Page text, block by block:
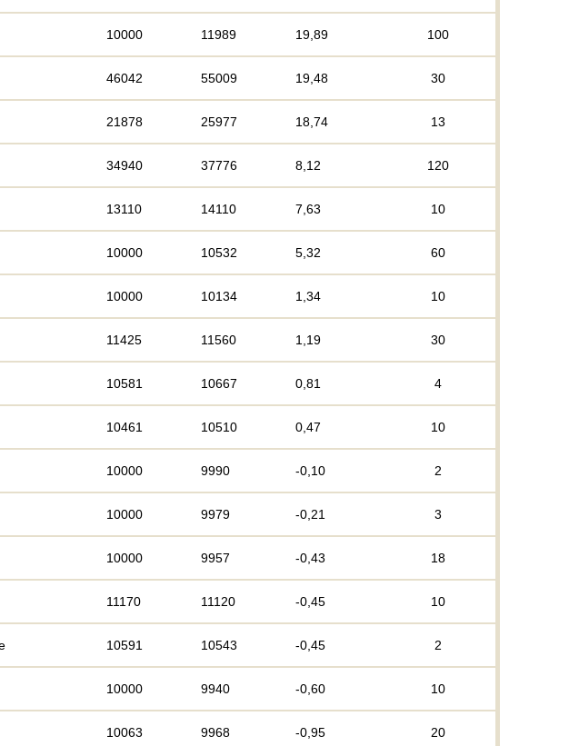
10000 11989 19,89 100
46042 55009 19,48 30
21878 25977 18,74 13
34940 37776 8,12 120
13110 14110 7,63 10
10000 10532 5,32 60
10000 10134 1,34 10
11425 11560 1,19 30
10581 10667 0,81 4
10461 10510 0,47 10
10000 9990 -0,10 2
10000 9979 -0,21 3
10000 9957 -0,43 18
11170 11120 -0,45 10
10591 10543 -0,45 2
10000 9940 -0,60 10
10063 9968 -0,95 20